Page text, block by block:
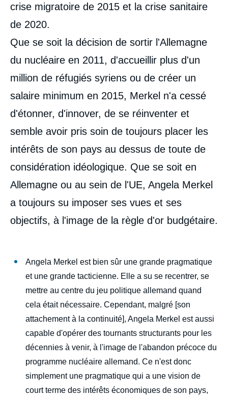
crise migratoire de 2015 et la crise sanitaire
de 2020.
Que se soit la décision de sortir l'Allemagne
du nucléaire en 2011, d'accueillir plus d'un
million de réfugiés syriens ou de créer un
salaire minimum en 2015, Merkel n'a cessé
d'étonner, d'innover, de se réinventer et
semble avoir pris soin de toujours placer les
intérêts de son pays au dessus de toute de
considération idéologique. Que se soit en
Allemagne ou au sein de l'UE, Angela Merkel
a toujours su imposer ses vues et ses
objectifs, à l'image de la règle d'or budgétaire.
Angela Merkel est bien sûr une grande pragmatique
et une grande tacticienne. Elle a su se recentrer, se
mettre au centre du jeu politique allemand quand
cela était nécessaire. Cependant, malgré [son
attachement à la continuité], Angela Merkel est aussi
capable d'opérer des tournants structurants pour les
décennies à venir, à l'image de l'abandon précoce du
programme nucléaire allemand. Ce n'est donc
simplement une pragmatique qui a une vision de
court terme des intérêts économiques de son pays,